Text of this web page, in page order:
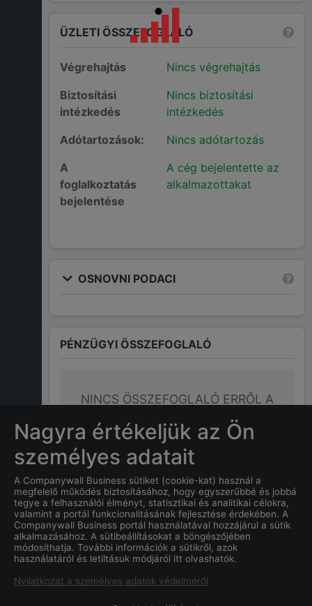
ÜZLETI ÖSSZEFOGLALÓ
Végrehajtás
Nincs végrehajtás
Biztosítási
intézkedés
Nincs biztosítási
intézkedés
Adótartozások:
Nincs adótartozás
A
foglalkoztatás
bejelentése
A cég bejelentette az
alkalmazottakat
OSNOVNI PODACI
PÉNZÜGYI ÖSSZEFOGLALÓ
NINCS ÖSSZEFOGLALÓ ERRŐL A
GYAKRAN ISMÉTELT KÉRDÉSEK
Mi aKonstruktív Generál Kft.
"f. a."cég alapításának
dátuma?
Nagyra értékeljük az Ön
személyes adatait
A Companywall Business sütiket (cookie-kat) használ a
megfelelő működés biztosításához, hogy egyszerűbbé és jobbá
tegye a felhasználói élményt, statisztikai és analitikai célokra,
valamint a portál funkcionalitásának fejlesztése érdekében. A
Companywall Business portál használatával hozzájárul a sütik
alkalmazásához. A sütibeállításokat a böngészőjében
módosíthatja. További információk a sütikről, azok
használatáról és letiltásuk módjáról itt olvashatók.
Nyilatkozat a személyes adatok védelméről